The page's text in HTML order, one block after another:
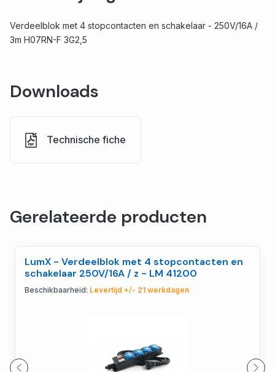
Verdeelblok met 4 stopcontacten en schakelaar - 250V/16A /
3m H07RN-F 3G2,5
Downloads
Technische fiche
Gerelateerde producten
LumX - Verdeelblok met 4 stopcontacten en
schakelaar 250V/16A / z - LM 41200
Beschikbaarheid: Levertijd +/- 21 werkdagen